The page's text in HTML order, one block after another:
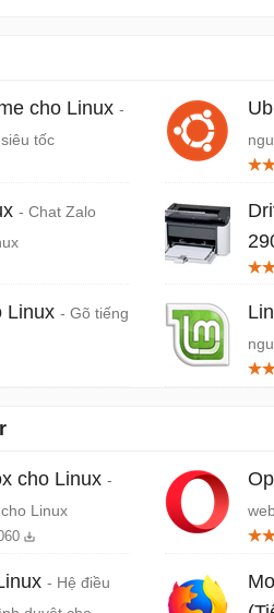
cho Linux -
tốc
- Chat Zalo
Linux - Gõ tiếng
cho Linux -
Linux
- Hệ điều